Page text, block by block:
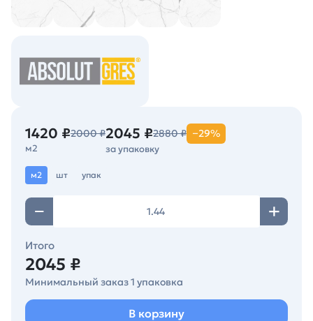
1420 ₽2000 ₽
м2
2045 ₽2880 ₽ −29%
за упаковку
м2 шт упак
Итого
2045 ₽
Минимальный заказ 1 упаковка
В корзину